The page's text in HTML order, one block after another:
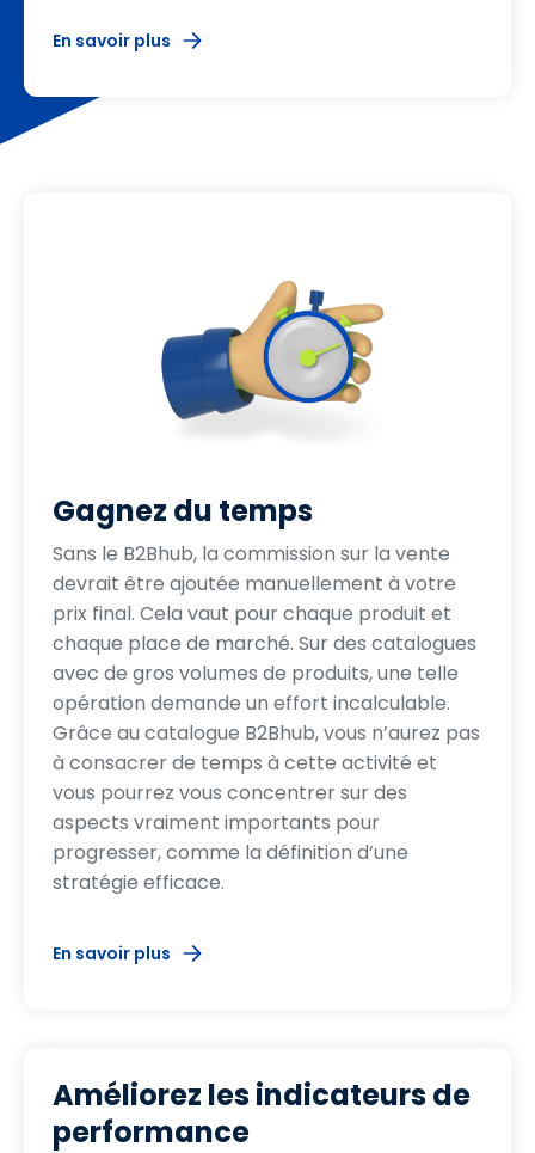
En savoir plus
Gagnez du temps
Sans le B2Bhub, la commission sur la vente
devrait être ajoutée manuellement à votre
prix final. Cela vaut pour chaque produit et
chaque place de marché. Sur des catalogues
avec de gros volumes de produits, une telle
opération demande un effort incalculable.
Grâce au catalogue B2Bhub, vous n’aurez pas
à consacrer de temps à cette activité et
vous pourrez vous concentrer sur des
aspects vraiment importants pour
progresser, comme la définition d’une
stratégie efficace.
En savoir plus
Améliorez les indicateurs de
performance